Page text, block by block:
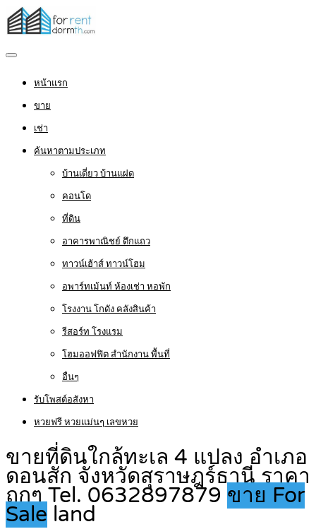
หน้าแรก
ขาย
เช่า
ค้นหาตามประเภท
บ้านเดี่ยว บ้านแฝด
คอนโด
ที่ดิน
อาคารพาณิชย์ ตึกแถว
ทาวน์เฮ้าส์ ทาวน์โฮม
อพาร์ทเม้นท์ ห้องเช่า หอพัก
โรงงาน โกดัง คลังสินค้า
รีสอร์ท โรงแรม
โฮมออฟฟิต สำนักงาน พื้นที่
อื่นๆ
รับโพสต์อสังหา
หวยฟรี หวยแม่นๆ เลขหวย
ขายที่ดินใกล้ทะเล 4 แปลง อำเภอ
ดอนสัก จังหวัดสุราษฎร์ธานี ราคา
ถูกๆ Tel. 0632897879 ขาย For
Sale land